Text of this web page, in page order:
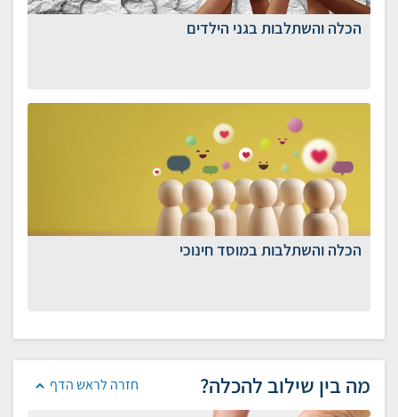
הכלה והשתלבות בגני הילדים
הכלה והשתלבות במוסד חינוכי
חזרה לראש הדף מה בין שילוב להכלה?